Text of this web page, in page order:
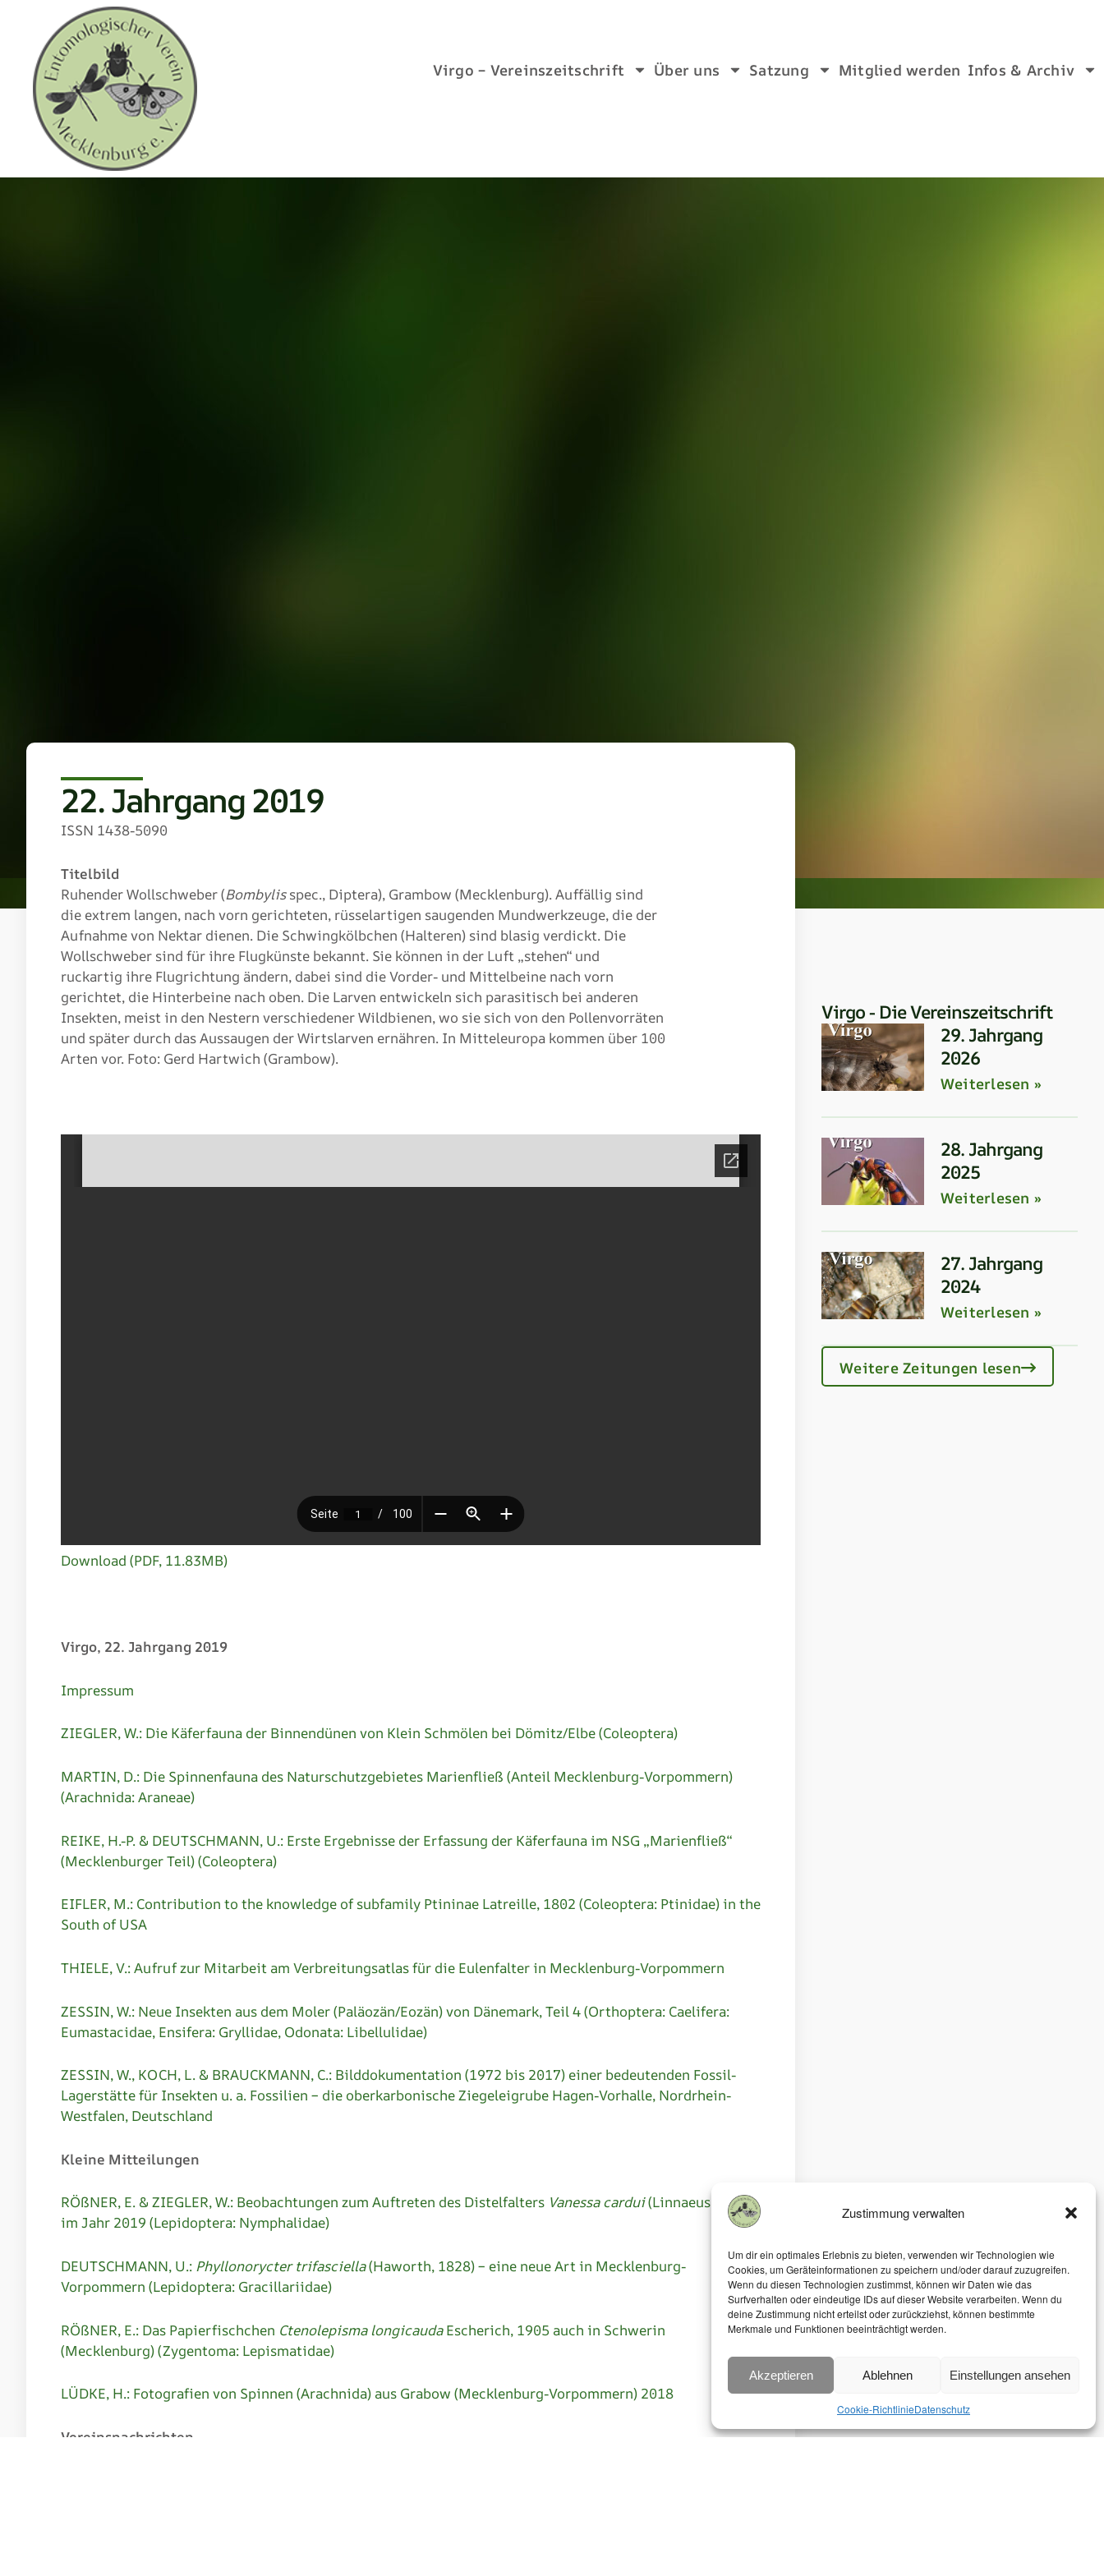
Zustimmung verwalten
Um dir ein optimales Erlebnis zu bieten, verwenden wir Technologien wie
Cookies, um Geräteinformationen zu speichern und/oder darauf zuzugreifen.
Wenn du diesen Technologien zustimmst, können wir Daten wie das
Surfverhalten oder eindeutige IDs auf dieser Website verarbeiten. Wenn du
deine Zustimmung nicht erteilst oder zurückziehst, können bestimmte
Merkmale und Funktionen beeinträchtigt werden.
Akzeptieren Ablehnen Einstellungen ansehen
Cookie-RichtlinieDatenschutz
Virgo – Vereinszeitschrift Über uns Satzung Mitglied werden Infos & Archiv
22. Jahrgang 2019
ISSN 1438-5090
Titelbild
Ruhender Wollschweber (Bombylisspec., Diptera), Grambow (Mecklenburg). Auffällig sind
die extrem langen, nach vorn gerichteten, rüsselartigen saugenden Mundwerkzeuge, die der
Aufnahme von Nektar dienen. Die Schwingkölbchen (Halteren) sind blasig verdickt. Die
Wollschweber sind für ihre Flugkünste bekannt. Sie können in der Luft „stehen“ und
ruckartig ihre Flugrichtung ändern, dabei sind die Vorder- und Mittelbeine nach vorn
gerichtet, die Hinterbeine nach oben. Die Larven entwickeln sich parasitisch bei anderen
Insekten, meist in den Nestern verschiedener Wildbienen, wo sie sich von den Pollenvorräten
und später durch das Aussaugen der Wirtslarven ernähren. In Mitteleuropa kommen über 100
Arten vor. Foto: Gerd Hartwich (Grambow).
Download (PDF, 11.83MB)
Virgo, 22. Jahrgang 2019
Impressum
ZIEGLER, W.: Die Käferfauna der Binnendünen von Klein Schmölen bei Dömitz/Elbe (Coleoptera)
MARTIN, D.: Die Spinnenfauna des Naturschutzgebietes Marienfließ (Anteil Mecklenburg-Vorpommern)
(Arachnida: Araneae)
REIKE, H.-P. & DEUTSCHMANN, U.: Erste Ergebnisse der Erfassung der Käferfauna im NSG „Marienfließ“
(Mecklenburger Teil) (Coleoptera)
EIFLER, M.: Contribution to the knowledge of subfamily Ptininae Latreille, 1802 (Coleoptera: Ptinidae) in the
South of USA
THIELE, V.: Aufruf zur Mitarbeit am Verbreitungsatlas für die Eulenfalter in Mecklenburg-Vorpommern
ZESSIN, W.: Neue Insekten aus dem Moler (Paläozän/Eozän) von Dänemark, Teil 4 (Orthoptera: Caelifera:
Eumastacidae, Ensifera: Gryllidae, Odonata: Libellulidae)
ZESSIN, W., KOCH, L. & BRAUCKMANN, C.: Bilddokumentation (1972 bis 2017) einer bedeutenden Fossil-
Lagerstätte für Insekten u. a. Fossilien – die oberkarbonische Ziegeleigrube Hagen-Vorhalle, Nordrhein-
Westfalen, Deutschland
Kleine Mitteilungen
RÖßNER, E. & ZIEGLER, W.: Beobachtungen zum Auftreten des Distelfalters Vanessa cardui(Linnaeus, 1758)
im Jahr 2019 (Lepidoptera: Nymphalidae)
DEUTSCHMANN, U.: Phyllonorycter trifasciella(Haworth, 1828) – eine neue Art in Mecklenburg-
Vorpommern (Lepidoptera: Gracillariidae)
RÖßNER, E.: Das Papierfischchen Ctenolepisma longicaudaEscherich, 1905 auch in Schwerin
(Mecklenburg) (Zygentoma: Lepismatidae)
LÜDKE, H.: Fotografien von Spinnen (Arachnida) aus Grabow (Mecklenburg-Vorpommern) 2018
Vereinsnachrichten
Virgo - Die Vereinszeitschrift
29. Jahrgang
2026
Weiterlesen »
28. Jahrgang
2025
Weiterlesen »
27. Jahrgang
2024
Weiterlesen »
Weitere Zeitungen lesen